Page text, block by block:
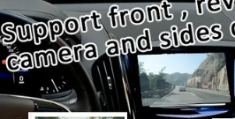
SITEMAP
PRIVACY
POLICY